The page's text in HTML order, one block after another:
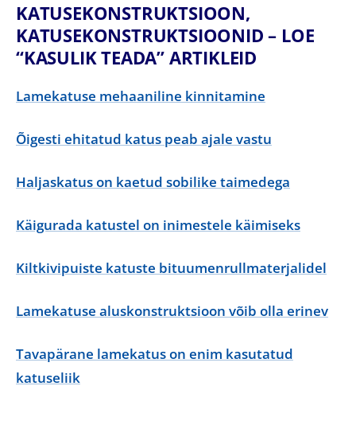
KATUSEKONSTRUKTSIOON,
KATUSEKONSTRUKTSIOONID – LOE
“KASULIK TEADA” ARTIKLEID
Lamekatuse mehaaniline kinnitamine
Õigesti ehitatud katus peab ajale vastu
Haljaskatus on kaetud sobilike taimedega
Käigurada katustel on inimestele käimiseks
Kiltkivipuiste katuste bituumenrullmaterjalidel
Lamekatuse aluskonstruktsioon võib olla erinev
Tavapärane lamekatus on enim kasutatud
katuseliik